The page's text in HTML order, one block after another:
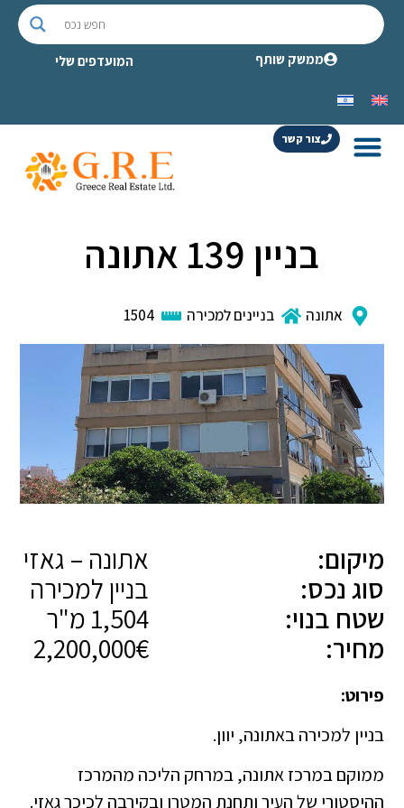
ממשק שותף המועדפים שלי
צור קשר
בניין 139 אתונה
אתונה בניינים למכירה 1504
מיקום:
אתונה – גאזי
סוג נכס:
בניין למכירה
שטח בנוי:
1,504 מ"ר
מחיר:
2,200,000€
פירוט:
בניין למכירה באתונה, יוון.
ממוקם במרכז אתונה, במרחק הליכה מהמרכז
ההיסטורי של העיר ותחנת המטרו ובקירבה לכיכר גאזי.